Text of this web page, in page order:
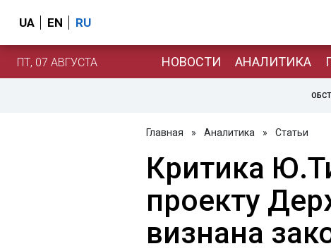
UA EN RU
ПТ, 07 АВГУСТА НОВОСТИ АНАЛИТИКА
Главная » Аналитика » Статьи
Критика
проекту
визнана